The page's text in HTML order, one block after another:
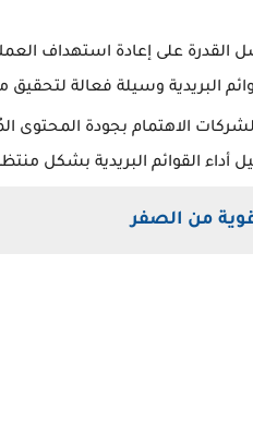
القدرة على إعادة استهداف
البريدية وسيلة فعالة
الاهتمام بجودة
أداء القوائم البريدية بشكل
من الصفر